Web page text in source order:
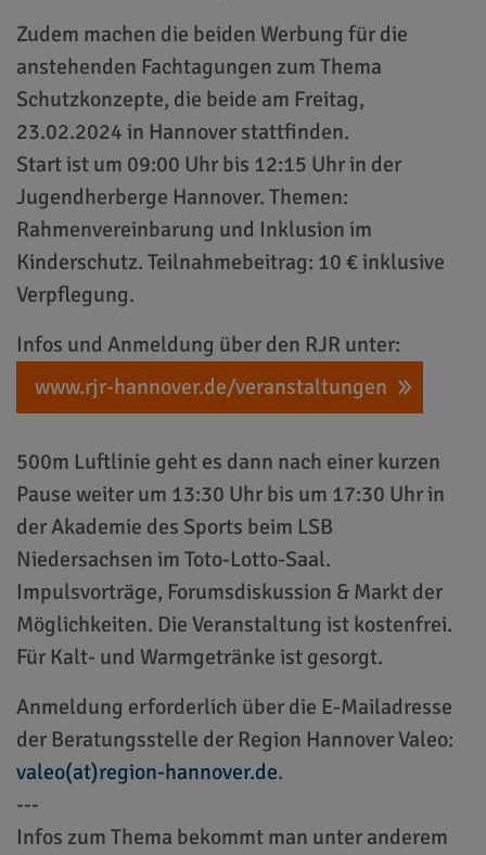
Zudem machen die beiden Werbung für die
anstehenden Fachtagungen zum Thema
Schutzkonzepte, die beide am Freitag,
23.02.2024 in Hannover stattfinden.
Start ist um 09:00 Uhr bis 12:15 Uhr in der
Jugendherberge Hannover. Themen:
Rahmenvereinbarung und Inklusion im
Kinderschutz. Teilnahmebeitrag: 10 € inklusive
Verpflegung.
Infos und Anmeldung über den RJR unter: ⁠
www.rjr-hannover.de/veranstaltungen
500m Luftlinie geht es dann nach einer kurzen
Pause weiter um 13:30 Uhr bis um 17:30 Uhr in
der Akademie des Sports beim LSB
Niedersachsen im Toto-Lotto-Saal.
Impulsvorträge, Forumsdiskussion & Markt der
Möglichkeiten. Die Veranstaltung ist kostenfrei.
Für Kalt- und Warmgetränke ist gesorgt.
Anmeldung erforderlich über die E-Mailadresse
der Beratungsstelle der Region Hannover Valeo:
valeo(at)region-hannover.de⁠⁠.
---
Infos zum Thema bekommt man unter anderem